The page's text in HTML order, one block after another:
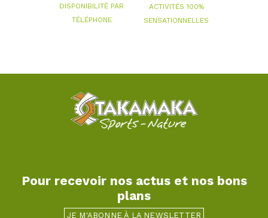
DISPONIBILITÉ PAR
TÉLÉPHONE
ACTIVITÉS 100%
SENSATIONNELLES
Pour recevoir nos actus et nos bons
plans
JE M'ABONNE À LA NEWSLETTER